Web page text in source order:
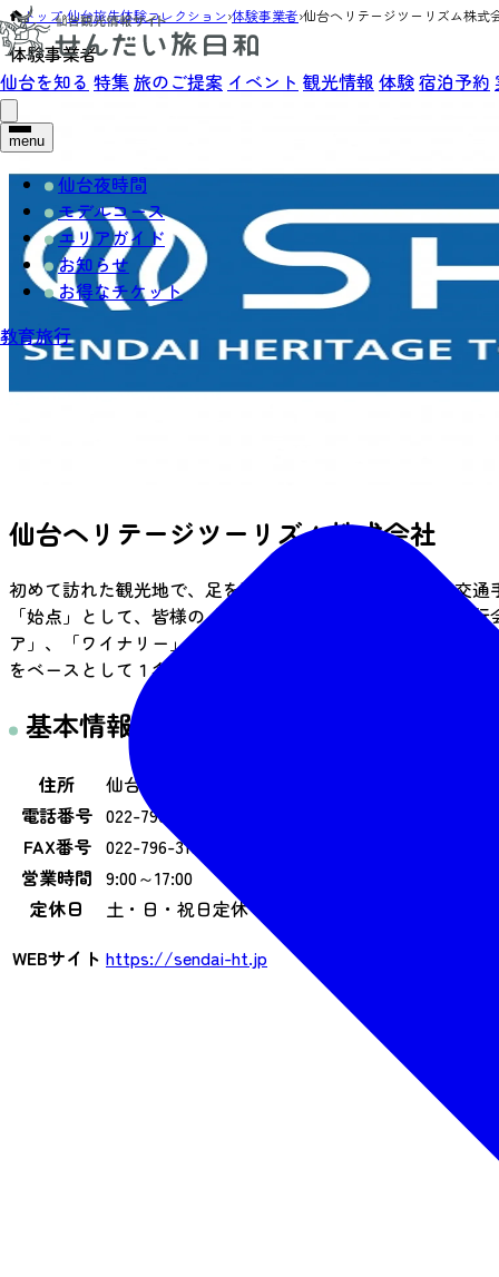
仙台を知る 特集旅のご提案 イベント 観光情報 体験宿泊予約
menu
仙台夜時間
モデルコース
エリアガイド
お知らせ
お得なチケット
教育旅行
トップ›仙台旅先体験コレクション›体験事業者›仙台ヘリテージツーリズム株式
体験事業者
仙台ヘリテージツーリズム株式会社
初めて訪れた観光地で、足を延ばしたいと考えたときに交
「始点」として、皆様の「旅路」を一緒にデザインする旅
ア」、「ワイナリー」など趣味を満喫するテーマ型ツアー
をベースとして１名様から「旅」をアレンジし、デザインい
基本情報
住所
仙台市太白区秋保町湯元字薬師28
電話番号 022-796-3102
FAX番号 022-796-3102
営業時間 9:00～17:00
定休日
土・日・祝日定休
WEBサイト https://sendai-ht.jp